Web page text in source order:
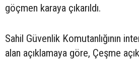
göçmen karaya çıkarıldı.
Sahil Güvenlik Komutanlığının
alan açıklamaya göre, Çeşme